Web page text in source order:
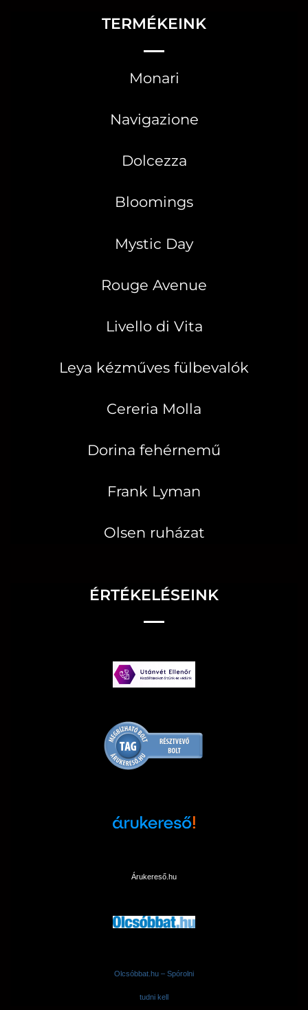
TERMÉKEINK
Monari
Navigazione
Dolcezza
Bloomings
Mystic Day
Rouge Avenue
Livello di Vita
Leya kézműves fülbevalók
Cereria Molla
Dorina fehérnemű
Frank Lyman
Olsen ruházat
ÉRTÉKELÉSEINK
Árukereső.hu
Olcsóbbat.hu – Spórolni
tudni kell